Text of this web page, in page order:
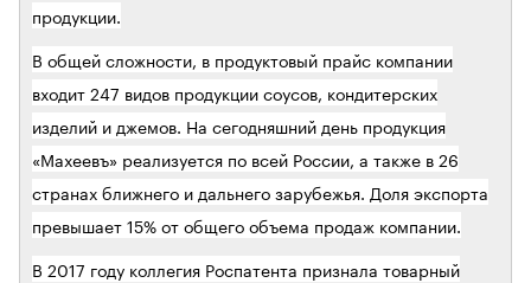
продукции.
В общей сложности, в продуктовый прайс компании
входит 247 видов продукции соусов, кондитерских
изделий и джемов. На сегодняшний день продукция
«Махеевъ» реализуется по всей России, а также в 26
странах ближнего и дальнего зарубежья. Доля экспорта
превышает 15% от общего объема продаж компании.
В 2017 году коллегия Роспатента признала товарный